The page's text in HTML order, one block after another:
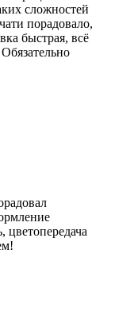
сложностей
порадовало,
быстрая, всё
цветопередача